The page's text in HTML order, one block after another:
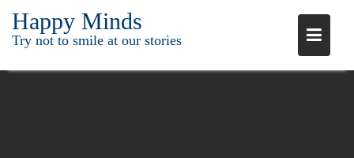
naarHappy Minds
Try not to smile at our stories